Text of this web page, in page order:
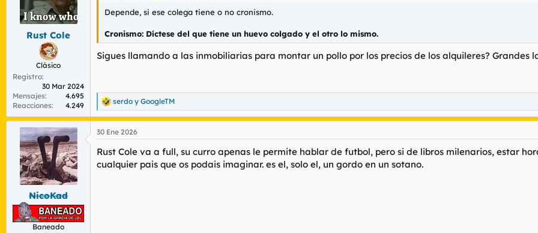
Rust Cole
Clásico
Registro
30 Mar 2024
Mensajes
4.695
Reacciones
4.249
Depende, si ese colega tiene o no cronismo.
Cronismo: Díctese del que tiene un huevo colgado y el otro lo mismo.
Sigues llamando a las inmobiliarias para montar un pollo por los precios de los alquileres? Grandes
R
e
a
c
i
o
serdo y GoogleTM
NicoKad
Baneado
30 Ene 2026
Rust Cole va a full, su curro apenas le permite hablar de futbol, pero si de libros milenarios, estar
cualquier pais que os podais imaginar. es el, solo el, un gordo en un sotano.